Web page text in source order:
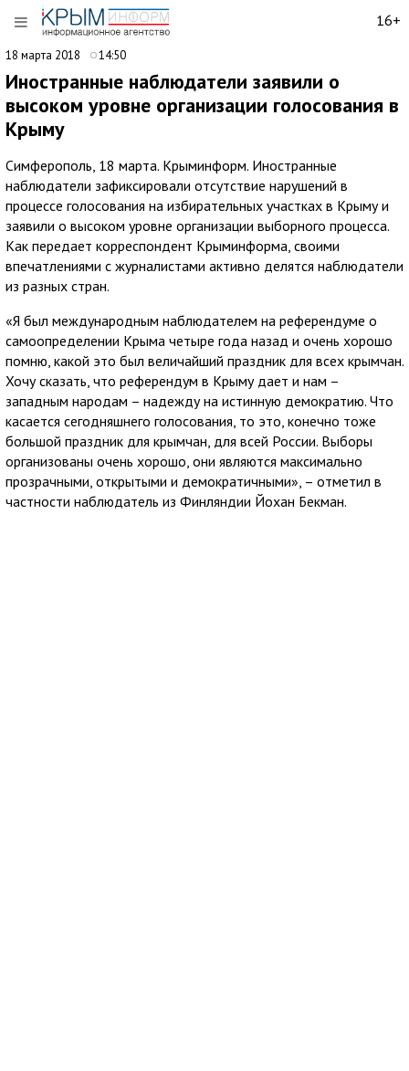
16+
18 марта 2018 14:50
Иностранные наблюдатели заявили о
высоком уровне организации голосования в
Крыму
Симферополь, 18 марта. Крыминформ. Иностранные
наблюдатели зафиксировали отсутствие нарушений в
процессе голосования на избирательных участках в Крыму и
заявили о высоком уровне организации выборного процесса.
Как передает корреспондент Крыминформа, своими
впечатлениями с журналистами активно делятся наблюдатели
из разных стран.
«Я был международным наблюдателем на референдуме о
самоопределении Крыма четыре года назад и очень хорошо
помню, какой это был величайший праздник для всех крымчан.
Хочу сказать, что референдум в Крыму дает и нам –
западным народам – надежду на истинную демократию. Что
касается сегодняшнего голосования, то это, конечно тоже
большой праздник для крымчан, для всей России. Выборы
организованы очень хорошо, они являются максимально
прозрачными, открытыми и демократичными», – отметил в
частности наблюдатель из Финляндии Йохан Бекман.